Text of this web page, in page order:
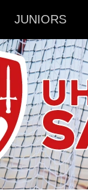
JUNIORS